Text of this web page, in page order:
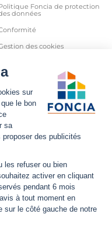
Foncia de protection
données
des cookies
autres traceurs
Sécurité informatique
d'accessibilité
suivre
X
LinkedIn
YouTube
Instagram